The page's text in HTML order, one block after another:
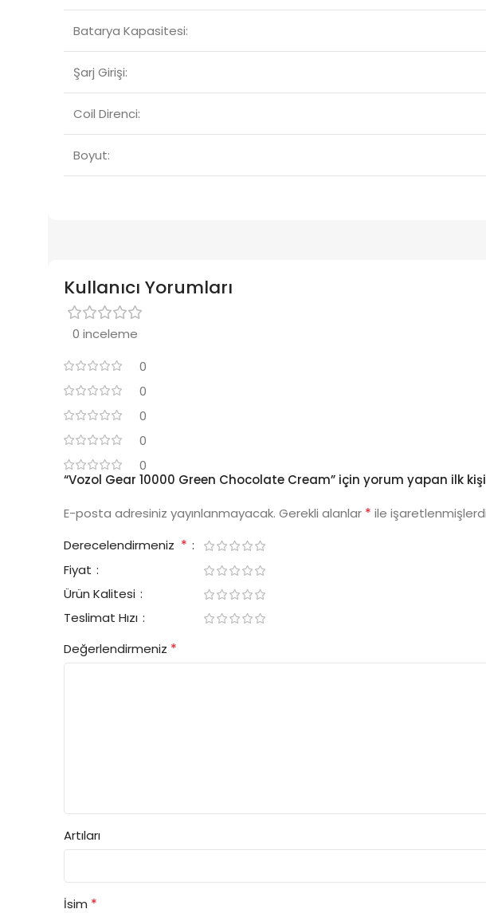
Batarya Kapasitesi:
Şarj Girişi:
Coil Direnci:
Boyut:
Kullanıcı Yorumları
0 inceleme
0
0
0
0
0
“Vozol Gear 10000 Green Chocolate Cream” için yorum yapan ilk
E-posta adresiniz yayınlanmayacak. Gerekli alanlar * ile
Derecelendirmeniz *
Fiyat
Ürün Kalitesi
Teslimat Hızı
Değerlendirmeniz *
Artıları
İsim *